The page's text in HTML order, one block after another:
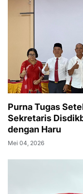
Purna Tugas
Sekretaris
dengan Haru
Mei 04, 2026